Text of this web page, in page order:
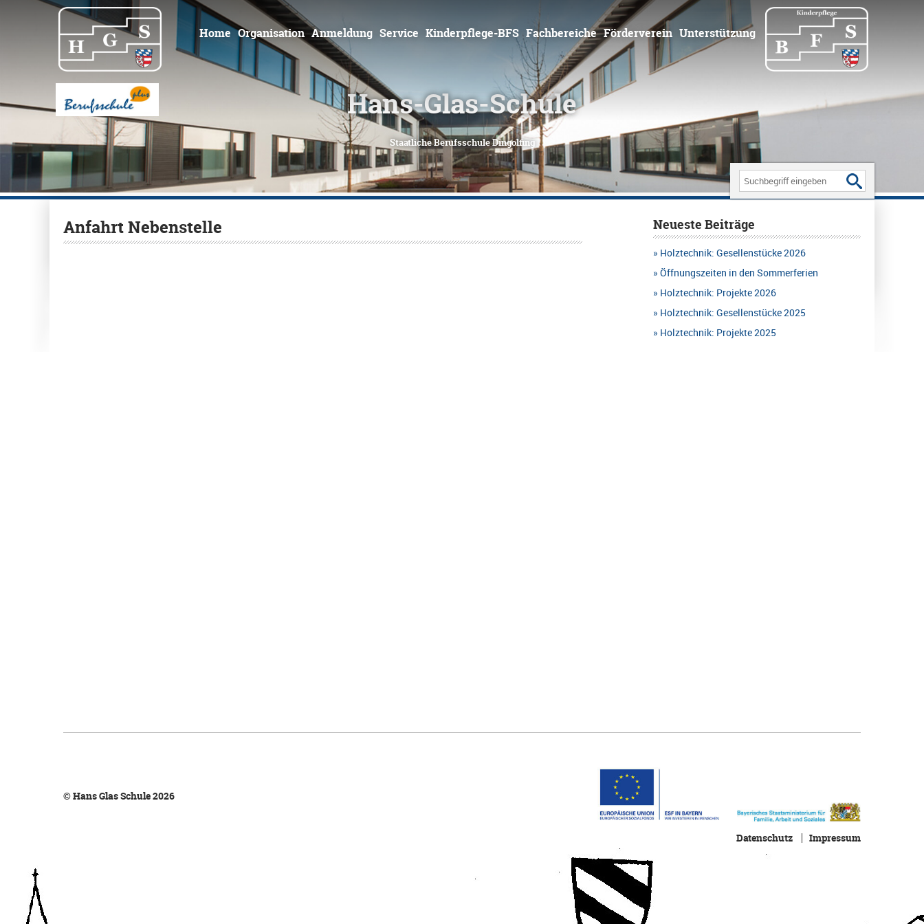
springen
Home Organisation Anmeldung Service Kinderpflege-BFS Fachbereiche Förderverein Unterstützung
Hans-Glas-Schule
Staatliche Berufsschule Dingolfing
Search
for:
Anfahrt Nebenstelle Neueste Beiträge
Holztechnik: Gesellenstücke 2026
Öffnungszeiten in den Sommerferien
Holztechnik: Projekte 2026
Holztechnik: Gesellenstücke 2025
Holztechnik: Projekte 2025
© Hans Glas Schule 2026
Datenschutz Impressum